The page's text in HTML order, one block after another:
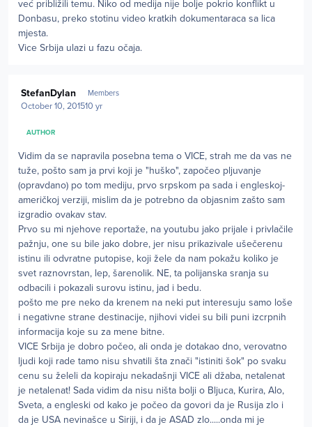
već približili temu. Niko od medija nije bolje pokrio konflikt u
Donbasu, preko stotinu video kratkih dokumentaraca sa lica
mjesta.
Vice Srbija ulazi u fazu očaja.
StefanDylan Members
October 10, 201510 yr
AUTHOR
Vidim da se napravila posebna tema o VICE, strah me da vas ne
tuže, pošto sam ja prvi koji je "huško", započeo pljuvanje
(opravdano) po tom mediju, prvo srpskom pa sada i engleskoj-
američkoj verziji, mislim da je potrebno da objasnim zašto sam
izgradio ovakav stav.
Prvo su mi njehove reportaže, na youtubu jako prijale i privlačile
pažnju, one su bile jako dobre, jer nisu prikazivale ušečerenu
istinu ili odvratne putopise, koji žele da nam pokažu koliko je
svet raznovrstan, lep, šarenolik. NE, ta polijanska sranja su
odbacili i pokazali surovu istinu, jad i bedu.
pošto me pre neko da krenem na neki put interesuju samo loše
i negativne strane destinacije, njihovi videi su bili puni izcrpnih
informacija koje su za mene bitne.
VICE Srbija je dobro počeo, ali onda je dotakao dno, verovatno
ljudi koji rade tamo nisu shvatili šta znači "istiniti šok" po svaku
cenu su želeli da kopiraju nekadašnji VICE ali džaba, netalenat
je netalenat! Sada vidim da nisu ništa bolji o Bljuca, Kurira, Alo,
Sveta, a engleski od kako je počeo da govori da je Rusija zlo i
da je USA nevinašce u Siriji, i da je ASAD zlo.....onda mi je